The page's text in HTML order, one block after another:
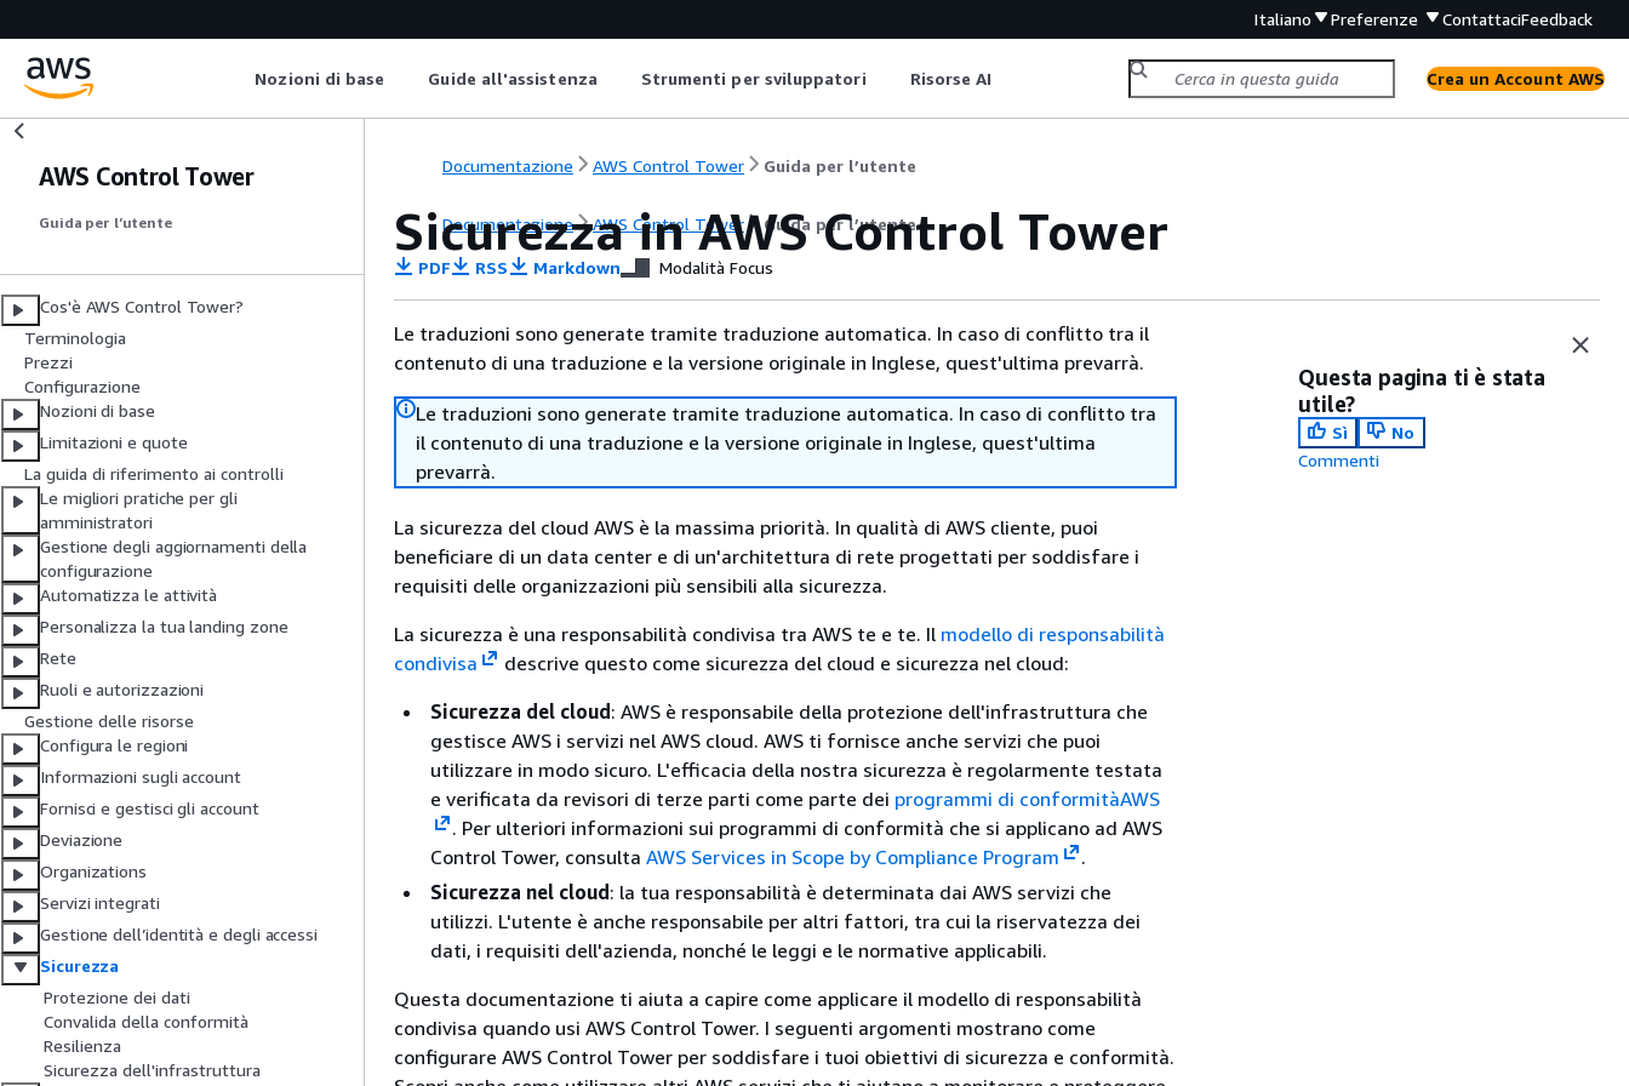
Italiano Preferenze ContattaciFeedback
Nozioni di base Guide all'assistenza Strumenti per sviluppatori Risorse AI Crea un Account AWS
AWS Control Tower
Guida per l’utente
Cos'è AWS Control Tower?
Terminologia
Prezzi
Configurazione
Nozioni di base
Limitazioni e quote
La guida di riferimento ai controlli
Le migliori pratiche per gli
amministratori
Gestione degli aggiornamenti della
configurazione
Automatizza le attività
Personalizza la tua landing zone
Rete
Ruoli e autorizzazioni
Gestione delle risorse
Configura le regioni
Informazioni sugli account
Fornisci e gestisci gli account
Deviazione
Organizations
Servizi integrati
Gestione dell’identità e degli accessi
Sicurezza
Protezione dei dati
Convalida della conformità
Resilienza
Sicurezza dell'infrastruttura
Documentazione AWS Control Tower Guida per l’utente
Documentazione AWS Control Tower Guida per l’utente
Sicurezza in AWS Control Tower
PDF RSS Markdown Modalità Focus
Le traduzioni sono generate tramite traduzione automatica. In caso di conflitto tra il
contenuto di una traduzione e la versione originale in Inglese, quest'ultima prevarrà.
Le traduzioni sono generate tramite traduzione automatica. In caso di conflitto tra
il contenuto di una traduzione e la versione originale in Inglese, quest'ultima
prevarrà.
La sicurezza del cloud AWS è la massima priorità. In qualità di AWS cliente, puoi
beneficiare di un data center e di un'architettura di rete progettati per soddisfare i
requisiti delle organizzazioni più sensibili alla sicurezza.
La sicurezza è una responsabilità condivisa tra AWS te e te. Il modello di responsabilità
condivisa
descrive questo come sicurezza del cloud e sicurezza nel cloud:
Sicurezza del cloud : AWS è responsabile della protezione dell'infrastruttura che
gestisce AWS i servizi nel AWS cloud. AWS ti fornisce anche servizi che puoi
utilizzare in modo sicuro. L'efficacia della nostra sicurezza è regolarmente testata
e verificata da revisori di terze parti come parte dei programmi di conformitàAWS
. Per ulteriori informazioni sui programmi di conformità che si applicano ad AWS
Control Tower, consulta AWS Services in Scope by Compliance Program
.
Sicurezza nel cloud : la tua responsabilità è determinata dai AWS servizi che
utilizzi. L'utente è anche responsabile per altri fattori, tra cui la riservatezza dei
dati, i requisiti dell'azienda, nonché le leggi e le normative applicabili.
Questa documentazione ti aiuta a capire come applicare il modello di responsabilità
condivisa quando usi AWS Control Tower. I seguenti argomenti mostrano come
configurare AWS Control Tower per soddisfare i tuoi obiettivi di sicurezza e conformità.
Questa pagina ti è stata
utile?
Sì
No
Commenti